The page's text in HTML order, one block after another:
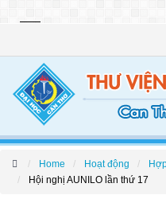
Home Hoạt động
Hội nghị AUNILO lần thứ 17